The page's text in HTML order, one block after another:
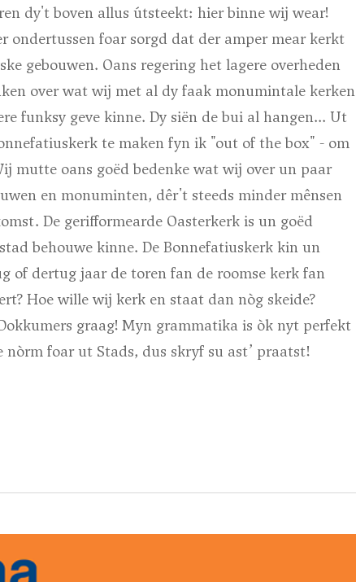
dy't boven allus útsteekt: hier binne wij wear!
ondertussen foar sorgd dat der amper mear kerkt
gebouwen. Oans regering het lagere overheden
over wat wij met al dy faak monumintale kerken
funksy geve kinne. Dy siën de bui al hangen... Ut
te maken fyn ik "out of the box" - om
mutte oans goëd bedenke wat wij over un paar
en monuminten, dêr't steeds minder mênsen
De gerifformearde Oasterkerk is un goëd
behouwe kinne. De Bonnefatiuskerk kin un
of dertug jaar de toren fan de roomse kerk fan
Hoe wille wij kerk en staat dan nòg skeide?
graag! Myn grammatika is òk nyt perfekt
foar ut Stads, dus skryf su ast’ praatst!